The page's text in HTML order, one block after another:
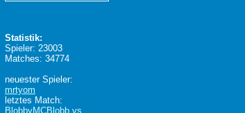
Statistik:
Spieler: 23003
Matches: 34774
neuester Spieler:
mrtyom
letztes Match:
BlobbyMCBlobb vs